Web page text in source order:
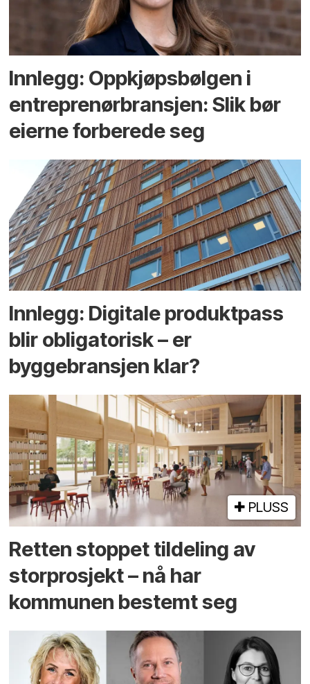
Innlegg: Oppkjøps­bølgen i
entreprenør­bransjen: Slik bør
eierne forberede seg
Innlegg: Digitale produktpass
blir obligatorisk – er
byggebransjen klar?
PLUSS
Retten stoppet tildeling av
storprosjekt – nå har
kommunen bestemt seg